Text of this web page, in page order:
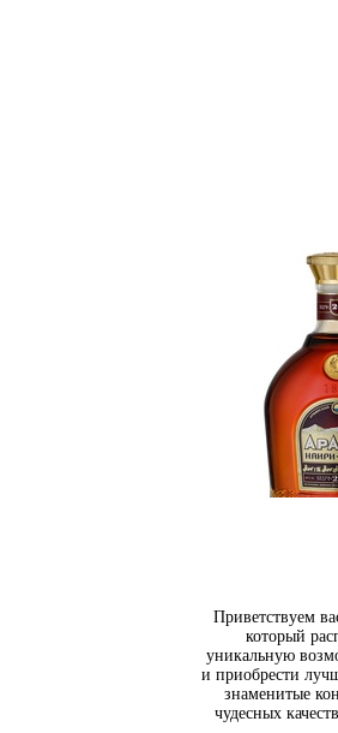
Приветствуем
который
уникальную
и приобрести
знаменитые
чудесных